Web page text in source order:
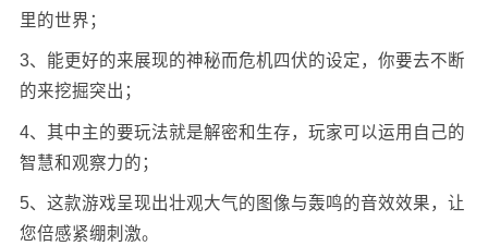
里的世界；
3、能更好的来展现的神秘而危机四伏的设定，你要去不断
的来挖掘突出；
4、其中主的要玩法就是解密和生存，玩家可以运用自己的
智慧和观察力的；
5、这款游戏呈现出壮观大气的图像与轰鸣的音效效果，让
您倍感紧绷刺激。